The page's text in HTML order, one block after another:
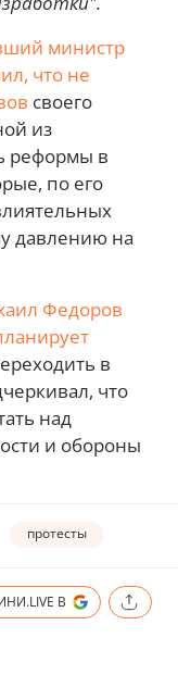
министр
что не
своего
из
реформы в
по его
давлению на
Федоров
в
что
над
и обороны
протесты
В